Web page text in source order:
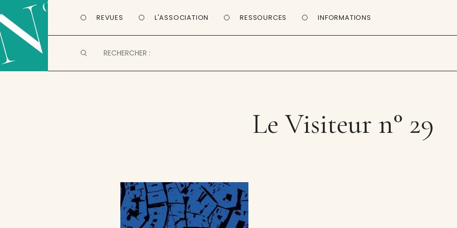
REVUES L'ASSOCIATION RESSOURCES INFORMATIONS
Le Visiteur n° 29